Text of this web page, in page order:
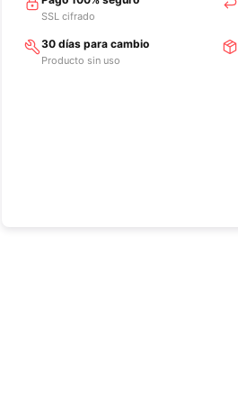
SSL cifrado
30 días para cambio
Producto sin uso